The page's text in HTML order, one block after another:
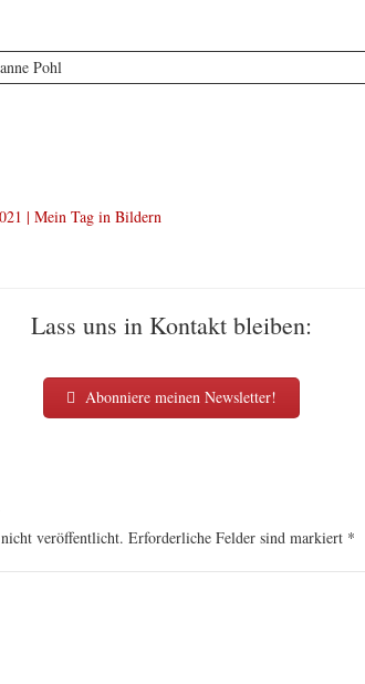
Pohl
| Mein Tag in Bildern
Lass uns in Kontakt bleiben:
Abonniere meinen Newsletter!
veröffentlicht. Erforderliche Felder sind markiert *